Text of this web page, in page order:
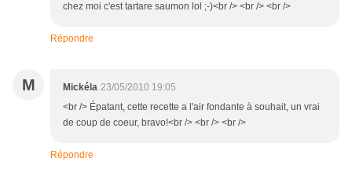
chez moi c'est tartare saumon lol ;-)<br /> <br /> <br />
Répondre
M Mickéla 23/05/2010 19:05
<br /> Épatant, cette recette a l'air fondante à souhait, un vrai
de coup de coeur, bravo!<br /> <br /> <br />
Répondre